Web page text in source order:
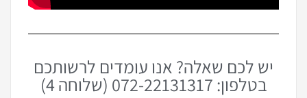
יש לכם שאלה? אנו עומדים לרשותכם
בטלפון: 072-22131317 (שלוחה 4)